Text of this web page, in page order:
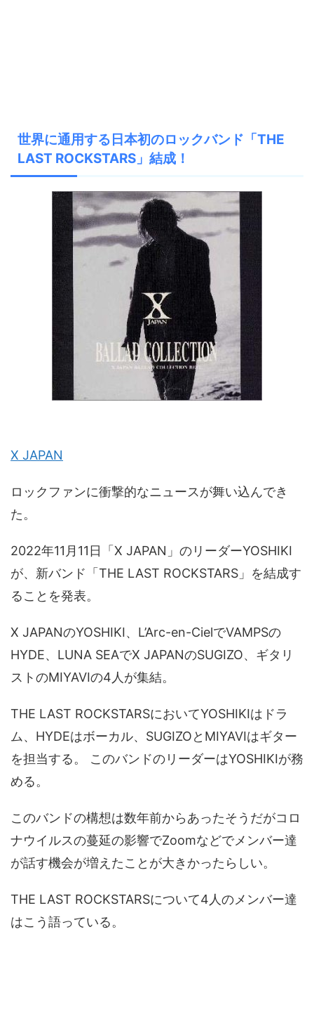
世界に通用する日本初のロックバンド「THE
LAST ROCKSTARS」結成！
X JAPAN
ロックファンに衝撃的なニュースが舞い込んでき
た。
2022年11月11日「X JAPAN」のリーダーYOSHIKI
が、新バンド「THE LAST ROCKSTARS」を結成す
ることを発表。
X JAPANのYOSHIKI、L’Arc-en-CielでVAMPSの
HYDE、LUNA SEAでX JAPANのSUGIZO、ギタリ
ストのMIYAVIの4人が集結。
THE LAST ROCKSTARSにおいてYOSHIKIはドラ
ム、HYDEはボーカル、SUGIZOとMIYAVIはギター
を担当する。 このバンドのリーダーはYOSHIKIが務
める。
このバンドの構想は数年前からあったそうだがコロ
ナウイルスの蔓延の影響でZoomなどでメンバー達
が話す機会が増えたことが大きかったらしい。
THE LAST ROCKSTARSについて4人のメンバー達
はこう語っている。